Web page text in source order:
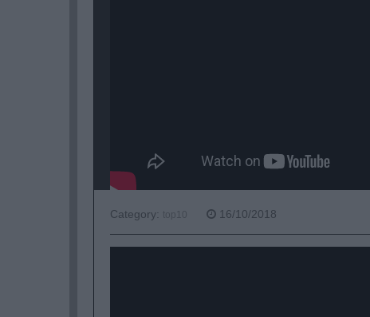
Category: top10 16/10/2018